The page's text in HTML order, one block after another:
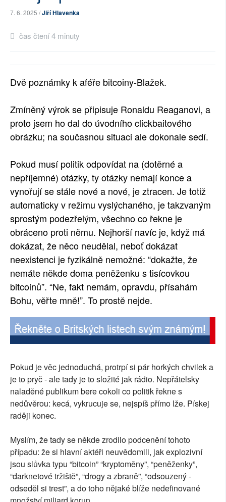
SOCIÁLNÍ SÍTĚ
RUBRIKY
7. 6. 2025 /Jiří Hlavenka
čas čtení 4 minuty
Dvě poznámky k aféře bitcoiny-Blažek.
Zmíněný výrok se připisuje Ronaldu Reaganovi, a
proto jsem ho dal do úvodního clickbaitového
obrázku; na současnou situaci ale dokonale sedí.
Pokud musí politik odpovídat na (dotěrné a
nepříjemné) otázky, ty otázky nemají konce a
vynořují se stále nové a nové, je ztracen. Je totiž
automaticky v režimu vyslýchaného, je takzvaným
sprostým podezřelým, všechno co řekne je
obráceno proti němu. Nejhorší navíc je, když má
dokázat, že něco neudělal, neboť dokázat
neexistenci je fyzikálně nemožné: “dokažte, že
nemáte někde doma peněženku s tisícovkou
bitcoinů”. “Ne, fakt nemám, opravdu, přísahám
Bohu, věřte mně!”. To prostě nejde.
Pokud je věc jednoduchá, protrpí si pár horkých chvilek a
je to pryč - ale tady je to složité jak rádio. Nepřátelsky
naladěné publikum bere cokoli co politik řekne s
nedůvěrou: kecá, vykrucuje se, nejspíš přímo lže. Pískej
raději konec.
Myslím, že tady se někde zrodilo podcenění tohoto
případu: že si hlavní aktéři neuvědomili, jak explozivní
jsou slůvka typu “bitcoin” “kryptoměny”, “peněženky”,
“darknetové tržiště”, “drogy a zbraně”, “odsouzený -
odseděl si trest”, a do toho nějaké blíže nedefinované